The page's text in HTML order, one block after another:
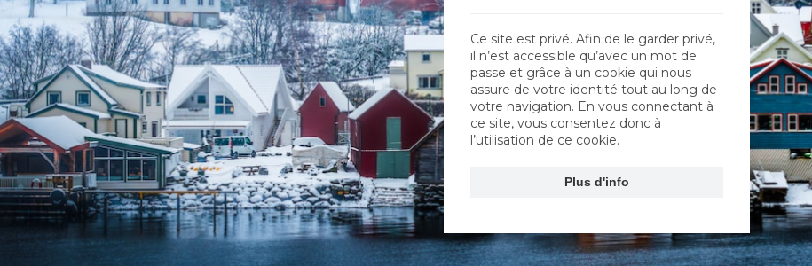
Ce site est privé. Afin de le garder privé,
il n’est accessible qu’avec un mot de
passe et grâce à un cookie qui nous
assure de votre identité tout au long de
votre navigation. En vous connectant à
ce site, vous consentez donc à
l’utilisation de ce cookie.
Plus d'info